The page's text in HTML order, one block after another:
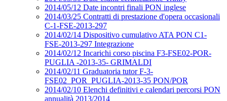
2014/05/12 Date incontri finali PON inglese
2014/03/25 Contratti di prestazione d'opera occasionali
C-1-FSE-2013-297
2014/02/14 Dispositivo cumulativo ATA PON C1-
FSE-2013-297 Integrazione
2014/02/12 Incarichi corso piscina F3-FSE02-POR-
PUGLIA -2013-35- GRIMALDI
2014/02/11 Graduatoria tutor F-3-
FSE02_POR_PUGLIA-2013-35 PON/POR
2014/02/10 Elenchi definitivi e calendari percorsi PON
annualità 2013/2014